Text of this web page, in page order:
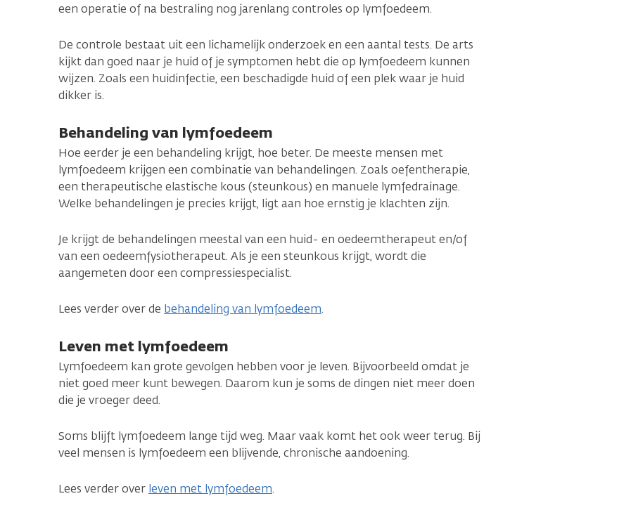
een operatie of na bestraling nog jarenlang controles op lymfoedeem.
De controle bestaat uit een lichamelijk onderzoek en een aantal tests. De arts
kijkt dan goed naar je huid of je symptomen hebt die op lymfoedeem kunnen
wijzen. Zoals een huidinfectie, een beschadigde huid of een plek waar je huid
dikker is.
Behandeling van lymfoedeem
Hoe eerder je een behandeling krijgt, hoe beter. De meeste mensen met
lymfoedeem krijgen een combinatie van behandelingen. Zoals oefentherapie,
een therapeutische elastische kous (steunkous) en manuele lymfedrainage.
Welke behandelingen je precies krijgt, ligt aan hoe ernstig je klachten zijn.
Je krijgt de behandelingen meestal van een huid- en oedeemtherapeut en/of
van een oedeemfysiotherapeut. Als je een steunkous krijgt, wordt die
aangemeten door een compressiespecialist.
Lees verder over de behandeling van lymfoedeem.
Leven met lymfoedeem
Lymfoedeem kan grote gevolgen hebben voor je leven. Bijvoorbeeld omdat je
niet goed meer kunt bewegen. Daarom kun je soms de dingen niet meer doen
die je vroeger deed.
Soms blijft lymfoedeem lange tijd weg. Maar vaak komt het ook weer terug. Bij
veel mensen is lymfoedeem een blijvende, chronische aandoening.
Lees verder over leven met lymfoedeem.